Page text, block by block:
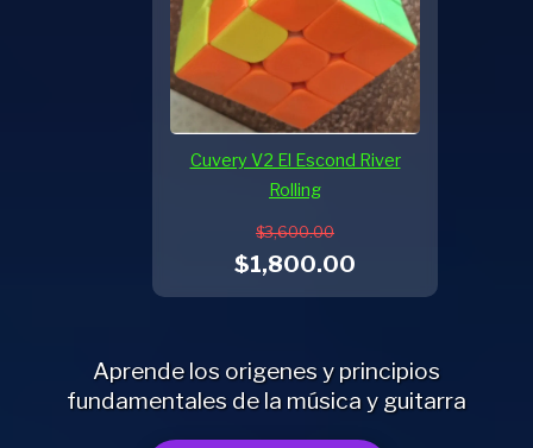
Cuvery V2 El Escond River
Rolling
$3,600.00
$1,800.00
Aprende los origenes y principios
fundamentales de la música y guitarra